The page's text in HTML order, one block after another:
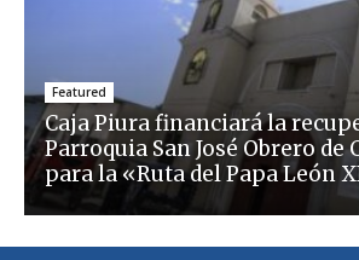
Featured
Caja Piura financiará la
Parroquia San José Obrero de
para la «Ruta del Papa León